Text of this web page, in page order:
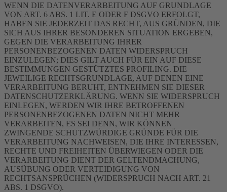
WENN DIE DATENVERARBEITUNG AUF GRUNDLAGE
VON ART. 6 ABS. 1 LIT. E ODER F DSGVO ERFOLGT,
HABEN SIE JEDERZEIT DAS RECHT, AUS GRÜNDEN, DIE
SICH AUS IHRER BESONDEREN SITUATION ERGEBEN,
GEGEN DIE VERARBEITUNG IHRER
PERSONENBEZOGENEN DATEN WIDERSPRUCH
EINZULEGEN; DIES GILT AUCH FÜR EIN AUF DIESE
BESTIMMUNGEN GESTÜTZTES PROFILING. DIE
JEWEILIGE RECHTSGRUNDLAGE, AUF DENEN EINE
VERARBEITUNG BERUHT, ENTNEHMEN SIE DIESER
DATENSCHUTZERKLÄRUNG. WENN SIE WIDERSPRUCH
EINLEGEN, WERDEN WIR IHRE BETROFFENEN
PERSONENBEZOGENEN DATEN NICHT MEHR
VERARBEITEN, ES SEI DENN, WIR KÖNNEN
ZWINGENDE SCHUTZWÜRDIGE GRÜNDE FÜR DIE
VERARBEITUNG NACHWEISEN, DIE IHRE INTERESSEN,
RECHTE UND FREIHEITEN ÜBERWIEGEN ODER DIE
VERARBEITUNG DIENT DER GELTENDMACHUNG,
AUSÜBUNG ODER VERTEIDIGUNG VON
RECHTSANSPRÜCHEN (WIDERSPRUCH NACH ART. 21
ABS. 1 DSGVO).